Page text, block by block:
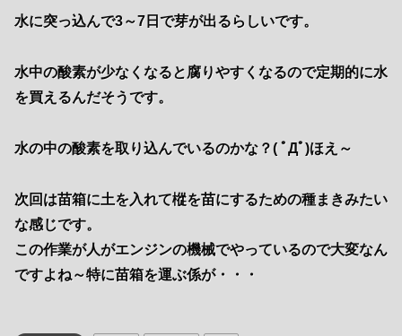
水に突っ込んで3～7日で芽が出るらしいです。
水中の酸素が少なくなると腐りやすくなるので定期的に水
を買えるんだそうです。
水の中の酸素を取り込んでいるのかな？( ﾟДﾟ)ほえ～
次回は苗箱に土を入れて樅を苗にするための種まきみたい
な感じです。
この作業が人がエンジンの機械でやっているので大変なん
ですよね～特に苗箱を運ぶ係が・・・